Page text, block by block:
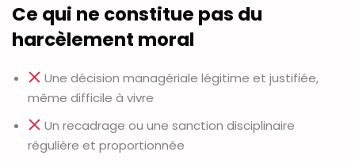
Ce qui ne constitue pas du
harcèlement moral
Une décision managériale légitime et justifiée,
même difficile à vivre
Un recadrage ou une sanction disciplinaire
régulière et proportionnée